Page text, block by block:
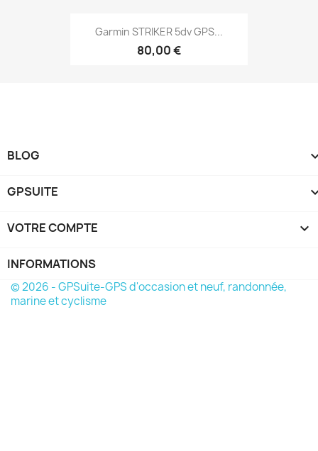
Aperçu rapide
Garmin STRIKER 5dv GPS...
80,00 €
BLOG
GPSUITE
VOTRE COMPTE 
INFORMATIONS
© 2026 - GPSuite-GPS d'occasion et neuf, randonnée,
marine et cyclisme